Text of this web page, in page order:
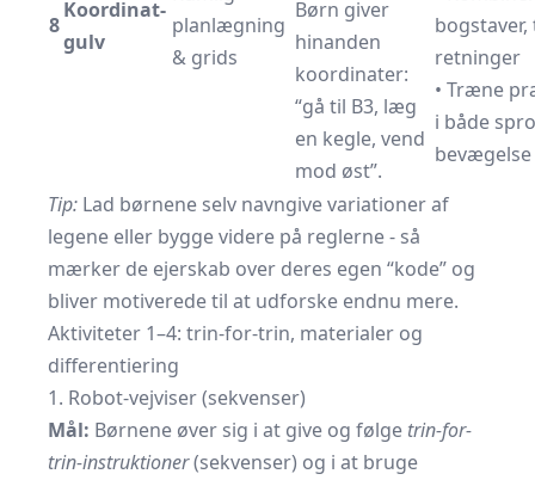
8
Koordinat-
gulv
planlægning
& grids
Børn giver
hinanden
koordinater:
“gå til B3, læg
en kegle, vend
mod øst”.
bogstaver,
retninger
• Træne
i både
bevægelse
Tip: Lad børnene selv navngive variationer af
legene eller bygge videre på reglerne - så
mærker de ejerskab over deres egen “kode” og
bliver motiverede til at udforske endnu mere.
Aktiviteter 1–4: trin-for-trin, materialer og
differentiering
1. Robot-vejviser (sekvenser)
Mål: Børnene øver sig i at give og følge trin-for-
trin-instruktioner(sekvenser) og i at bruge